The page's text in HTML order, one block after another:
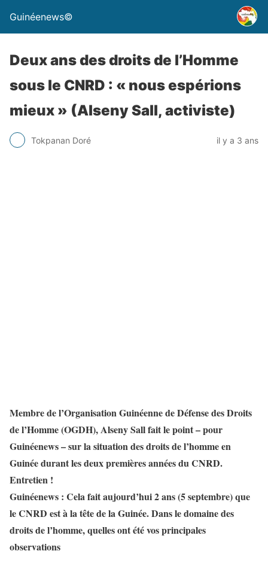
Guinéenews©
Deux ans des droits de l’Homme
sous le CNRD : « nous espérions
mieux » (Alseny Sall, activiste)
Tokpanan Doré il y a 3 ans
Membre de l’Organisation Guinéenne de Défense des Droits
de l’Homme (OGDH), Alseny Sall fait le point – pour
Guinéenews – sur la situation des droits de l’homme en
Guinée durant les deux premières années du CNRD.
Entretien !
Guinéenews : Cela fait aujourd’hui 2 ans (5 septembre) que
le CNRD est à la tête de la Guinée. Dans le domaine des
droits de l’homme, quelles ont été vos principales
observations